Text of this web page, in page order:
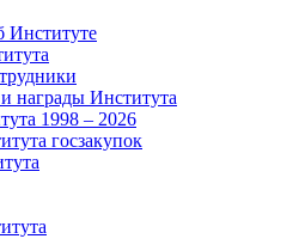
Институте
награды Института
1998 – 2026
госзакупок